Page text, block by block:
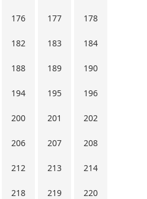
176 177 178
182 183 184
188 189 190
194 195 196
200 201 202
206 207 208
212 213 214
218 219 220